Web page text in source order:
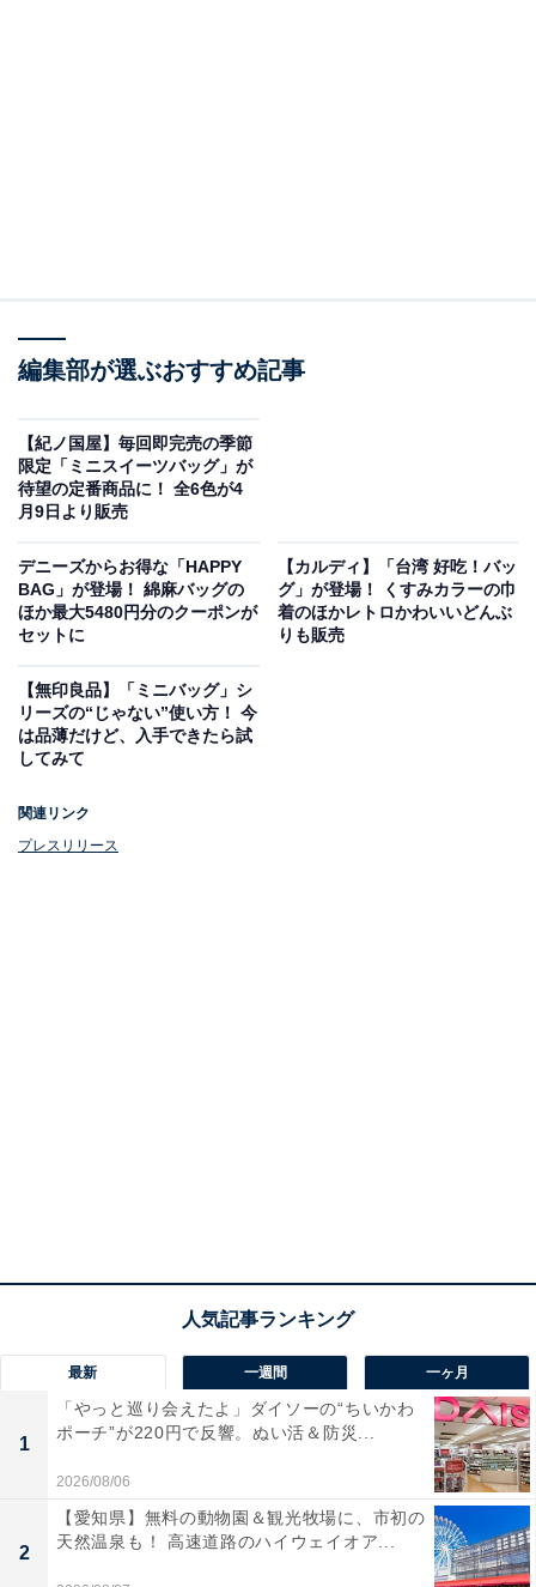
編集部が選ぶおすすめ記事
【紀ノ国屋】毎回即完売の季節
限定「ミニスイーツバッグ」が
待望の定番商品に！ 全6色が4
月9日より販売
デニーズからお得な「HAPPY
BAG」が登場！ 綿麻バッグの
ほか最大5480円分のクーポンが
セットに
【カルディ】「台湾 好吃！バッ
グ」が登場！ くすみカラーの巾
着のほかレトロかわいいどんぶ
りも販売
【無印良品】「ミニバッグ」シ
リーズの“じゃない”使い方！ 今
は品薄だけど、入手できたら試
してみて
関連リンク
プレスリリース
最新 一週間 一ヶ月
1
「やっと巡り会えたよ」ダイソーの“ちいかわ
ポーチ”が220円で反響。ぬい活＆防災...
2026/08/06
2
【愛知県】無料の動物園＆観光牧場に、市初の
天然温泉も！ 高速道路のハイウェイオア...